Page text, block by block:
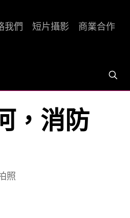
我們 短片攝影 商業合作
，消防
照